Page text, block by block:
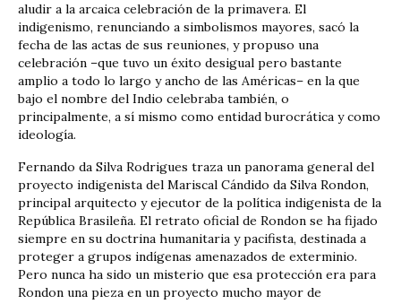
aludir a la arcaica celebración de la primavera. El
indigenismo, renunciando a simbolismos mayores, sacó la
fecha de las actas de sus reuniones, y propuso una
celebración –que tuvo un éxito desigual pero bastante
amplio a todo lo largo y ancho de las Américas– en la que
bajo el nombre del Indio celebraba también, o
principalmente, a sí mismo como entidad burocrática y como
ideología.
Fernando da Silva Rodrigues traza un panorama general del
proyecto indigenista del Mariscal Cándido da Silva Rondon,
principal arquitecto y ejecutor de la política indigenista de la
República Brasileña. El retrato oficial de Rondon se ha fijado
siempre en su doctrina humanitaria y pacifista, destinada a
proteger a grupos indígenas amenazados de exterminio.
Pero nunca ha sido un misterio que esa protección era para
Rondon una pieza en un proyecto mucho mayor de